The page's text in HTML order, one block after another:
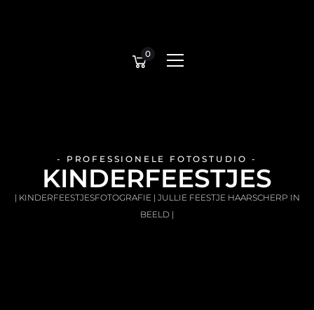
0
- PROFESSIONELE FOTOSTUDIO -
KINDERFEESTJES
| KINDERFEESTJESFOTOGRAFIE | JULLIE FEESTJE HAARSCHERP IN
BEELD |